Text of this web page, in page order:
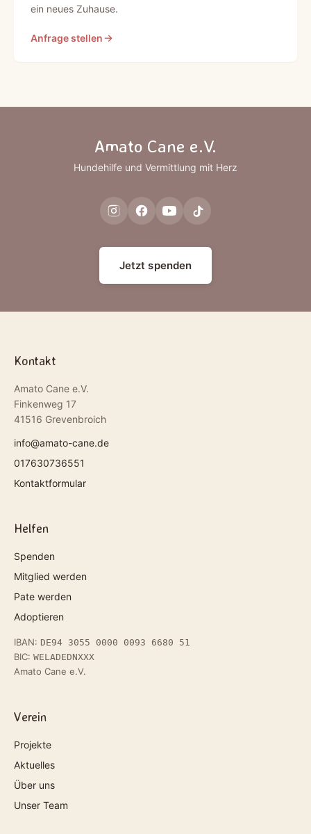
ein neues Zuhause.
Anfrage stellen
Amato Cane e.V.
Hundehilfe und Vermittlung mit Herz
Jetzt spenden
Kontakt
Amato Cane e.V.
Finkenweg 17
41516 Grevenbroich
info@amato-cane.de
017630736551
Kontaktformular
Helfen
Spenden
Mitglied werden
Pate werden
Adoptieren
IBAN: DE94 3055 0000 0093 6680 51
BIC: WELADEDNXXX
Amato Cane e.V.
Verein
Projekte
Aktuelles
Über uns
Unser Team